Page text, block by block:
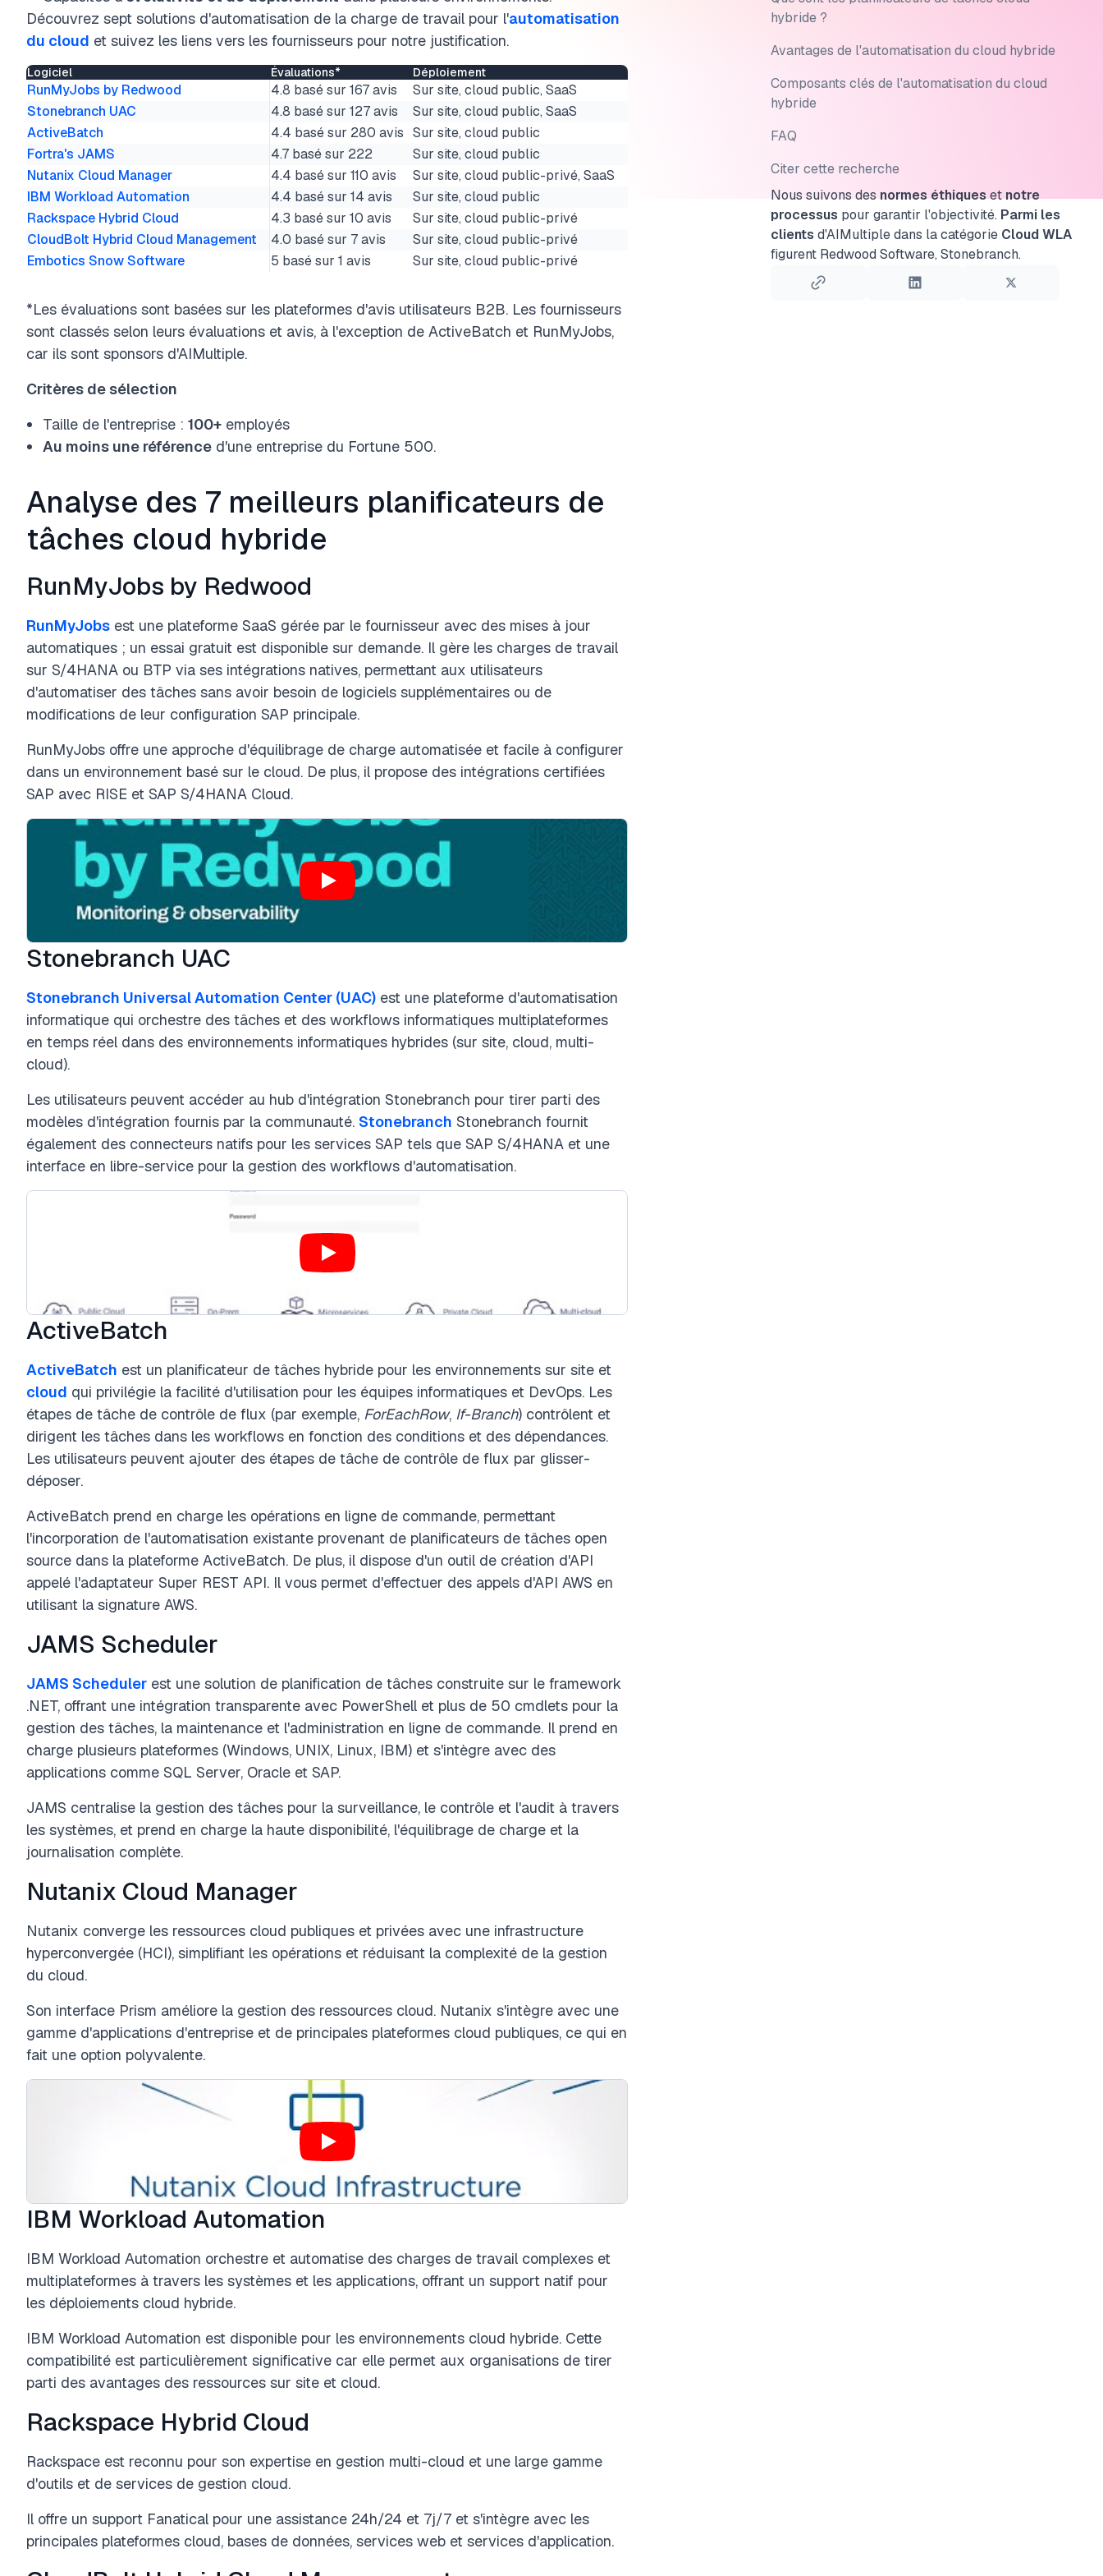
Découvrez sept solutions d'automatisation de la charge de travail pour l'automatisation
du cloud et suivez les liens vers les fournisseurs pour notre justification.
Logiciel Évaluations* Déploiement
RunMyJobs by Redwood 4.8 basé sur 167 avis
Sur site, cloud public, SaaS
Stonebranch UAC
4.8 basé sur 127 avis
Sur site, cloud public, SaaS
ActiveBatch
4.4 basé sur 280 avis Sur site, cloud public
Fortra's JAMS
4.7 basé sur 222
Sur site, cloud public
Nutanix Cloud Manager
4.4 basé sur 110 avis
Sur site, cloud public-privé, SaaS
IBM Workload Automation
4.4 basé sur 14 avis
Sur site, cloud public
Rackspace Hybrid Cloud
4.3 basé sur 10 avis
Sur site, cloud public-privé
CloudBolt Hybrid Cloud Management
4.0 basé sur 7 avis
Sur site, cloud public-privé
Embotics Snow Software
5 basé sur 1 avis Sur site, cloud public-privé
*Les évaluations sont basées sur les plateformes d'avis utilisateurs B2B. Les fournisseurs
sont classés selon leurs évaluations et avis, à l'exception de ActiveBatch et RunMyJobs,
car ils sont sponsors d'AIMultiple.
Critères de sélection
Taille de l'entreprise : 100+ employés
Au moins une référence d'une entreprise du Fortune 500.
Analyse des 7 meilleurs planificateurs de
tâches cloud hybride
RunMyJobs by Redwood
RunMyJobs est une plateforme SaaS gérée par le fournisseur avec des mises à jour
automatiques ; un essai gratuit est disponible sur demande. Il gère les charges de travail
sur S/4HANA ou BTP via ses intégrations natives, permettant aux utilisateurs
d'automatiser des tâches sans avoir besoin de logiciels supplémentaires ou de
modifications de leur configuration SAP principale.
RunMyJobs offre une approche d'équilibrage de charge automatisée et facile à configurer
dans un environnement basé sur le cloud. De plus, il propose des intégrations certifiées
SAP avec RISE et SAP S/4HANA Cloud.
Stonebranch UAC
Stonebranch Universal Automation Center (UAC) est une plateforme d'automatisation
informatique qui orchestre des tâches et des workflows informatiques multiplateformes
en temps réel dans des environnements informatiques hybrides (sur site, cloud, multi-
cloud).
Les utilisateurs peuvent accéder au hub d'intégration Stonebranch pour tirer parti des
modèles d'intégration fournis par la communauté. Stonebranch Stonebranch fournit
également des connecteurs natifs pour les services SAP tels que SAP S/4HANA et une
interface en libre-service pour la gestion des workflows d'automatisation.
ActiveBatch
ActiveBatch est un planificateur de tâches hybride pour les environnements sur site et
cloud qui privilégie la facilité d'utilisation pour les équipes informatiques et DevOps. Les
étapes de tâche de contrôle de flux (par exemple, ForEachRow, If-Branch) contrôlent et
dirigent les tâches dans les workflows en fonction des conditions et des dépendances.
Les utilisateurs peuvent ajouter des étapes de tâche de contrôle de flux par glisser-
déposer.
ActiveBatch prend en charge les opérations en ligne de commande, permettant
l'incorporation de l'automatisation existante provenant de planificateurs de tâches open
source dans la plateforme ActiveBatch. De plus, il dispose d'un outil de création d'API
appelé l'adaptateur Super REST API. Il vous permet d'effectuer des appels d'API AWS en
utilisant la signature AWS.
JAMS Scheduler
JAMS Scheduler est une solution de planification de tâches construite sur le framework
.NET, offrant une intégration transparente avec PowerShell et plus de 50 cmdlets pour la
gestion des tâches, la maintenance et l'administration en ligne de commande. Il prend en
charge plusieurs plateformes (Windows, UNIX, Linux, IBM) et s'intègre avec des
applications comme SQL Server, Oracle et SAP.
JAMS centralise la gestion des tâches pour la surveillance, le contrôle et l'audit à travers
les systèmes, et prend en charge la haute disponibilité, l'équilibrage de charge et la
journalisation complète.
Nutanix Cloud Manager
Nutanix converge les ressources cloud publiques et privées avec une infrastructure
hyperconvergée (HCI), simplifiant les opérations et réduisant la complexité de la gestion
du cloud.
Son interface Prism améliore la gestion des ressources cloud. Nutanix s'intègre avec une
gamme d'applications d'entreprise et de principales plateformes cloud publiques, ce qui en
fait une option polyvalente.
IBM Workload Automation
IBM Workload Automation orchestre et automatise des charges de travail complexes et
multiplateformes à travers les systèmes et les applications, offrant un support natif pour
les déploiements cloud hybride.
IBM Workload Automation est disponible pour les environnements cloud hybride. Cette
compatibilité est particulièrement significative car elle permet aux organisations de tirer
parti des avantages des ressources sur site et cloud.
Rackspace Hybrid Cloud
Rackspace est reconnu pour son expertise en gestion multi-cloud et une large gamme
d'outils et de services de gestion cloud.
Il offre un support Fanatical pour une assistance 24h/24 et 7j/7 et s'intègre avec les
principales plateformes cloud, bases de données, services web et services d'application.
hybride ?
Avantages de l'automatisation du cloud hybride
Composants clés de l'automatisation du cloud
hybride
FAQ
Citer cette recherche
Nous suivons desnormes éthiquesetnotre
processus pour garantir l'objectivité. Parmi les
clients d'AIMultiple dans la catégorie Cloud WLA
figurent Redwood Software, Stonebranch.